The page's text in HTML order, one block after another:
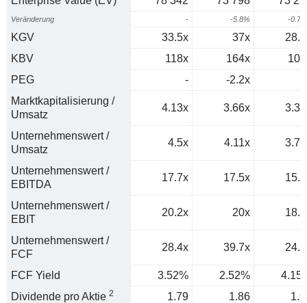
Veränderung - -5.8% -
KGV 33.5x 37x
KBV
118x 164x
PEG
- -2.2x
Marktkapitalisierung /
Umsatz
4.13x 3.66x
Unternehmenswert /
Umsatz
4.5x 4.11x
Unternehmenswert /
EBITDA
17.7x 17.5x
Unternehmenswert /
EBIT
20.2x 20x
Unternehmenswert /
FCF
28.4x 39.7x
FCF Yield 3.52% 2.52%
Dividende pro Aktie 2 1.79 1.86